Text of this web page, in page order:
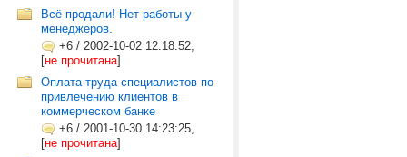
Всё продали! Нет работы у
менеджеров.
+6 / 2002-10-02 12:18:52,
[не прочитана]
Оплата труда специалистов по
привлечению клиентов в
коммерческом банке
+6 / 2001-10-30 14:23:25,
[не прочитана]